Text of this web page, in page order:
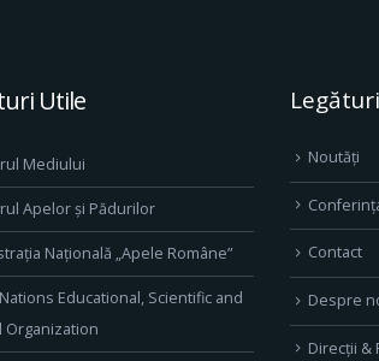
Utile
Mediului
Apelor și Pădurilor
Națională „Apele Române”
Educational, Scientific and
Organization
Noutăți
Contact
Despre
Direcţii &